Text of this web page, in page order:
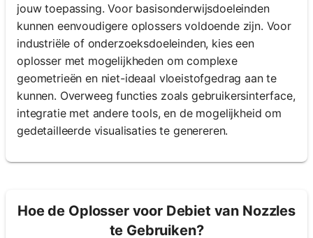
jouw toepassing. Voor basisonderwijsdoeleinden
kunnen eenvoudigere oplossers voldoende zijn. Voor
industriële of onderzoeksdoeleinden, kies een
oplosser met mogelijkheden om complexe
geometrieën en niet-ideaal vloeistofgedrag aan te
kunnen. Overweeg functies zoals gebruikersinterface,
integratie met andere tools, en de mogelijkheid om
gedetailleerde visualisaties te genereren.
Hoe de Oplosser voor Debiet van Nozzles
te Gebruiken?